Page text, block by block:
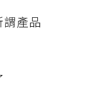
產品